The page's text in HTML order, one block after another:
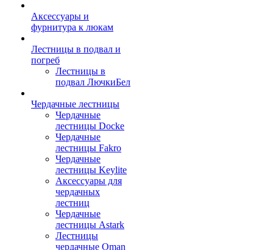
Аксессуары и
фурнитура к люкам
Лестницы в подвал и
погреб
Лестницы в
подвал ЛючкиБел
Чердачные лестницы
Чердачные
лестницы Docke
Чердачные
лестницы Fakro
Чердачные
лестницы Keylite
Аксессуары для
чердачных
лестниц
Чердачные
лестницы Astark
Лестницы
чердачные Oman